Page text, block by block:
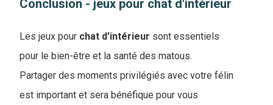
Conclusion - jeux pour chat d'intérieur
Les jeux pour chat d'intérieur sont essentiels
pour le bien-être et la santé des matous.
Partager des moments privilégiés avec votre félin
est important et sera bénéfique pour vous